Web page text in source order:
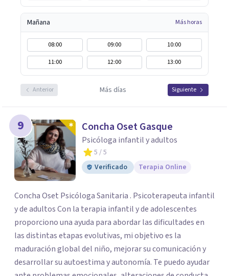
Mañana Más horas
08:00 09:00
10:00
11:00
12:00 13:00
Anterior Más días Siguiente
9 Concha Oset Gasque
Psicóloga infantil y adultos
5 / 5
Verificado
Terapia Online
Concha Oset Psicóloga Sanitaria . Psicoterapeuta infantil
y de adultos Con la terapia infantil y de adolescentes
proporciono una ayuda para abordar las dificultades en
las distintas etapas evolutivas, mi objetivo es la
maduración global del niño, mejorar su comunicación y
desarrollar su autoestima y autonomía. Te puedo ayudar